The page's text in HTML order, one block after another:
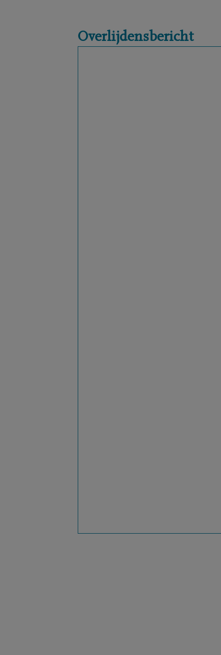
Overlijdensbericht